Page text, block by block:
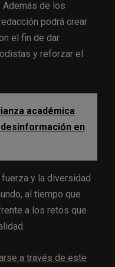
Además de los
podrá crear
el fin de dar
y reforzar el
académica
en
y la diversidad
al tiempo que
a los retos que
a través de este